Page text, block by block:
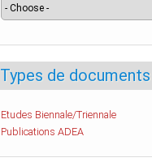
Types de documents
Etudes Biennale/Triennale
Publications ADEA